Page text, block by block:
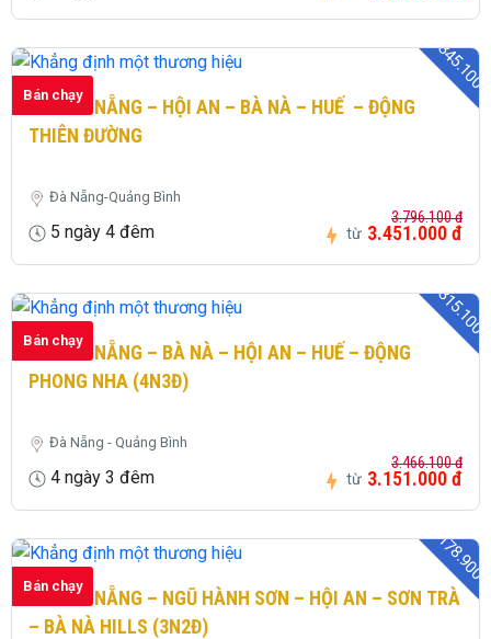
-
Bán chạy
331: ĐÀ NẴNG – HỘI AN – BÀ NÀ – HUẾ – ĐỘNG
THIÊN ĐƯỜNG
Đà Nẵng-Quảng Bình
5 ngày 4 đêm từ
3.796.100 đ
3.451.000 đ
-
Bán chạy
336: ĐÀ NẴNG – BÀ NÀ – HỘI AN – HUẾ – ĐỘNG
PHONG NHA (4N3Đ)
Đà Nẵng - Quảng Bình
4 ngày 3 đêm từ
3.466.100 đ
3.151.000 đ
-
Bán chạy
221: ĐÀ NẴNG – NGŨ HÀNH SƠN – HỘI AN – SƠN TRÀ
– BÀ NÀ HILLS (3N2Đ)